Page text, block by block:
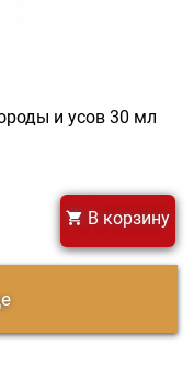
и усов 30 мл
В корзину